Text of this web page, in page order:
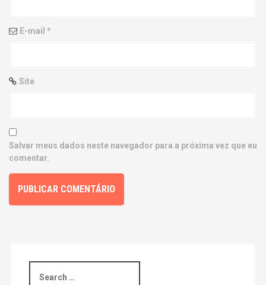
n E-mail *
Site
Salvar meus dados neste navegador para a próxima vez que eu
comentar.